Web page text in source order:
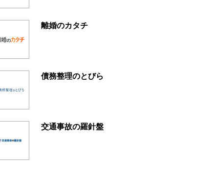
離婚のカタチ
債務整理のとびら
交通事故の羅針盤